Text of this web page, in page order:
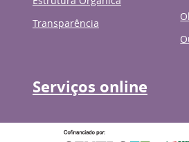
Transparência
Serviços online